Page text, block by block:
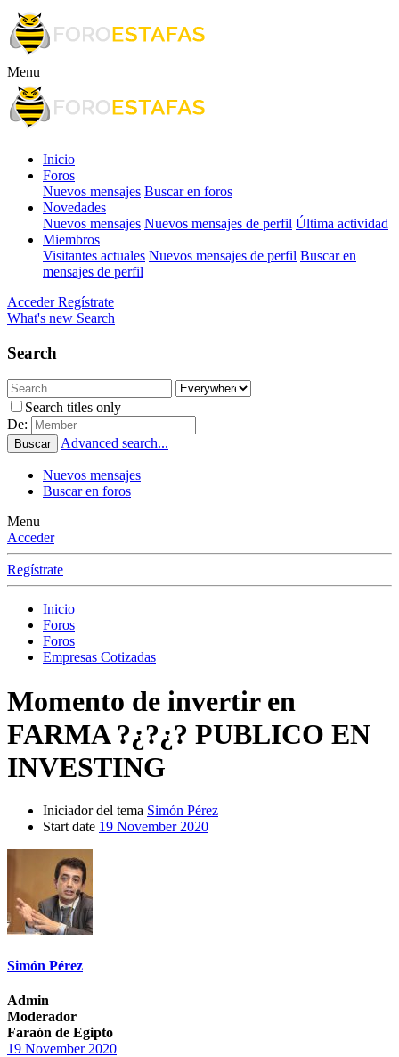
Menu
Inicio
Foros
Nuevos mensajes Buscar en foros
Novedades
Nuevos mensajes Nuevos mensajes de perfil Última actividad
Miembros
Visitantes actuales Nuevos mensajes de perfil Buscar en
mensajes de perfil
Acceder Regístrate
What's new Search
Search
Search titles only
De:
Buscar Advanced search...
Nuevos mensajes
Buscar en foros
Menu
Acceder
Regístrate
Inicio
Foros
Foros
Empresas Cotizadas
Momento de invertir en
FARMA ?¿?¿? PUBLICO EN
INVESTING
Iniciador del tema Simón Pérez
Start date 19 November 2020
Simón Pérez
Admin
Moderador
Faraón de Egipto
19 November 2020